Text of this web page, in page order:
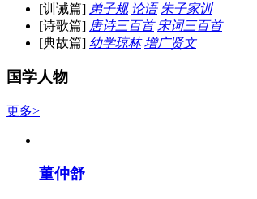
[训诫篇] 弟子规 论语 朱子家训
[诗歌篇] 唐诗三百首 宋词三百首
[典故篇] 幼学琼林 增广贤文
国学人物
更多>
董仲舒